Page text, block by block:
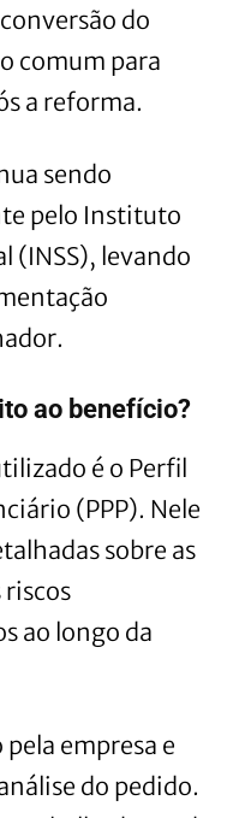
do
comum para
a reforma.
sendo
pelo Instituto
(INSS), levando
ao benefício?
é o Perfil
(PPP). Nele
sobre as
riscos
ao longo da
pela empresa e
do pedido.